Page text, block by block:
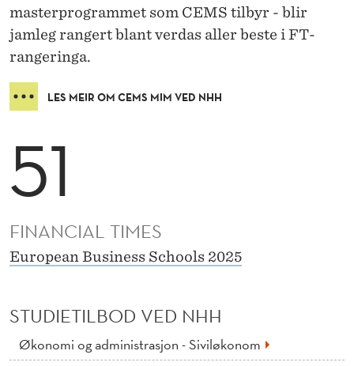
masterprogrammet som CEMS tilbyr - blir
jamleg rangert blant verdas aller beste i FT-
rangeringa.
LES MEIR OM CEMS MIM VED NHH
51
FINANCIAL TIMES
European Business Schools 2025
STUDIETILBOD VED NHH
Økonomi og administrasjon - Siviløkonom